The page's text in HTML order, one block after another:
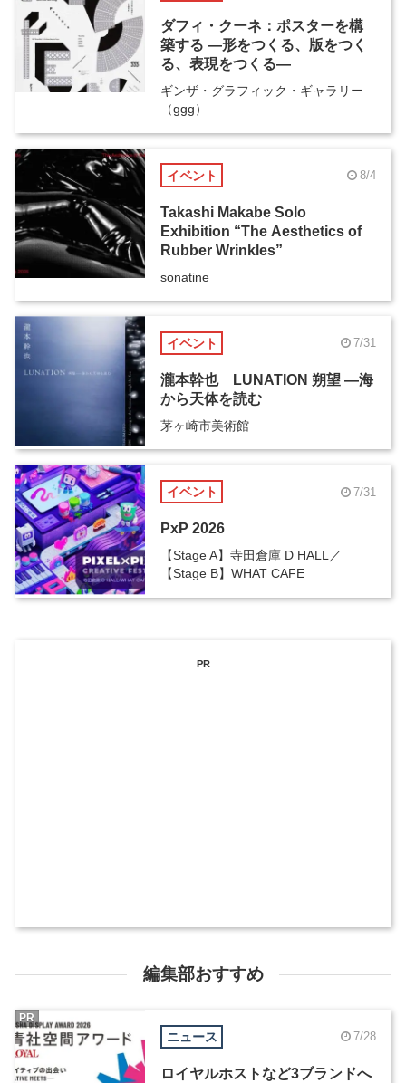
ダフィ・クーネ：ポスターを構
築する ―形をつくる、版をつく
る、表現をつくる―
ギンザ・グラフィック・ギャラリー
（ggg）
イベント 8/4
Takashi Makabe Solo
Exhibition “The Aesthetics of
Rubber Wrinkles”
sonatine
イベント 7/31
瀧本幹也 LUNATION 朔望 ―海
から天体を読む
茅ヶ崎市美術館
イベント 7/31
PxP 2026
【Stage A】寺田倉庫 D HALL／
【Stage B】WHAT CAFE
PR
編集部おすすめ
ニュース 7/28
ロイヤルホストなど3ブランドへ
PR